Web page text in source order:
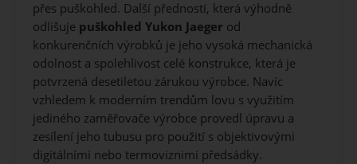
přes puškohled. Další předností, která výhodně
odlišuje puškohled Yukon Jaeger od
konkurenčních výrobků je jeho vysoká mechanická
odolnost a spolehlivost celé konstrukce, která je
potvrzená desetiletou zárukou výrobce. Navíc
vzhledem k moderním trendům lovu s využitím
jediného zaměřovače výrobce provedl úpravu a
zesílení jeho tubusu pro použití s objektivovými
digitálními nebo termoviznimi předsádky.